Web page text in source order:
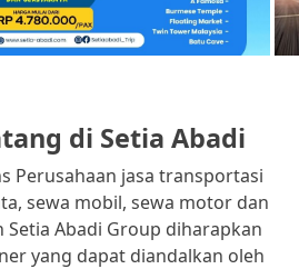
di Setia Abadi
Perusahaan jasa transportasi
sewa mobil, sewa motor dan
Setia Abadi Group diharapkan
yang dapat diandalkan oleh